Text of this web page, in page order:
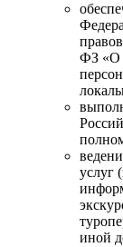
ФЗ «О
услуг
иной